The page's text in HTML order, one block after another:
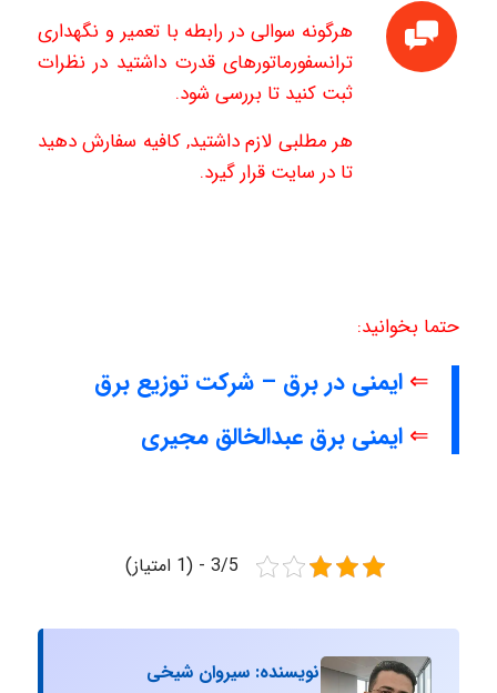
هرگونه سوالی در رابطه با تعمیر و نگهداری
ترانسفورماتورهای قدرت داشتید در نظرات
ثبت کنید تا بررسی شود.
هر مطلبی لازم داشتید, کافیه سفارش دهید
تا در سایت قرار گیرد.
حتما بخوانید:
⇐ ایمنی در برق – شرکت توزیع برق
⇐ ایمنی برق عبدالخالق مجیری
3/5 - (1 امتیاز)
نویسنده: سیروان شیخی